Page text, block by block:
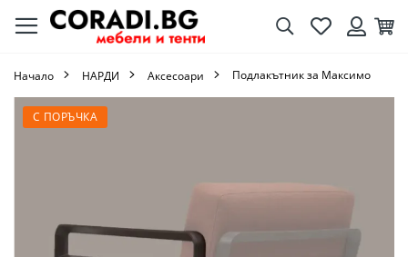
ТърсенеЛюбими
Начало НАРДИ Аксесоари Подлакътник за Максимо
С ПОРЪЧКА
Преминете
към